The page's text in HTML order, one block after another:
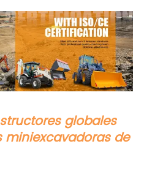
globales
miniexcavadoras de